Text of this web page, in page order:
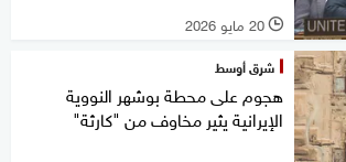
l 20 مايو 2026
شرق أوسط
هجوم على محطة بوشهر النووية
الإيرانية يثير مخاوف من "كارثة"